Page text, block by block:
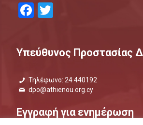
Facebook
Twitter
Υπεύθυνος Προστασίας
Τηλέφωνο: 24 440192
dpo@athienou.org.cy
Εγγραφή για ενημέρωση